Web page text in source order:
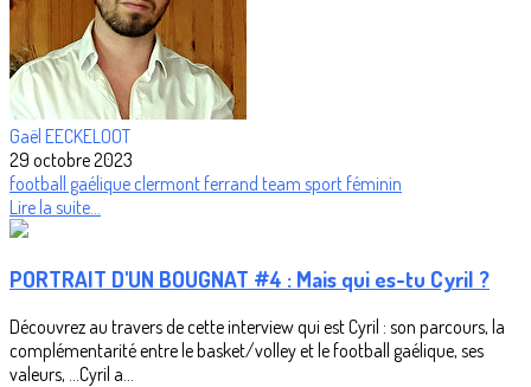
Gaël EECKELOOT
29 octobre 2023
football gaélique clermont ferrand team sport féminin
Lire la suite...
PORTRAIT D'UN BOUGNAT #4 : Mais qui es-tu Cyril ?
Découvrez au travers de cette interview qui est Cyril : son parcours, la
complémentarité entre le basket/volley et le football gaélique, ses
valeurs, …Cyril a...